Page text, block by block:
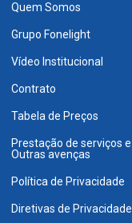
Quem Somos
Grupo Fonelight
Vídeo Institucional
Contrato
Tabela de Preços
Prestação de serviços e
Outras avenças
Política de Privacidade
Diretivas de Privacidade